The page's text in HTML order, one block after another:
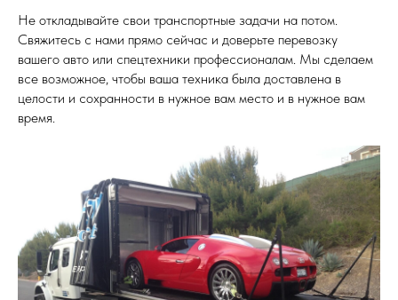
Не откладывайте свои транспортные задачи на потом.
Свяжитесь с нами прямо сейчас и доверьте перевозку
вашего авто или спецтехники профессионалам. Мы сделаем
все возможное, чтобы ваша техника была доставлена в
целости и сохранности в нужное вам место и в нужное вам
время.